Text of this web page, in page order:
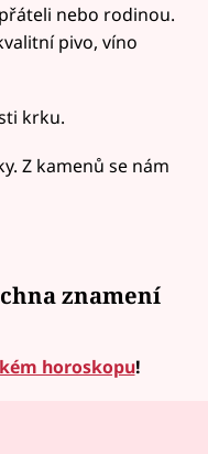
nebo rodinou.
pivo, víno
krku.
Z kamenů se nám
znamení
horoskopu!